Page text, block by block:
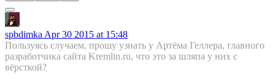
spbdimka Apr 30 2015 at 15:48
Пользуясь случаем, прошу узнать у Артёма Геллера, главного
разработчика сайта Kremlin.ru, что это за шляпа у них с
вёрсткой?